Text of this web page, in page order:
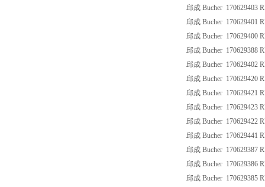
邱成 Bucher 170629403
邱成 Bucher 170629401
邱成 Bucher 170629400
邱成 Bucher 170629388
邱成 Bucher 170629402
邱成 Bucher 170629420
邱成 Bucher 170629421
邱成 Bucher 170629423
邱成 Bucher 170629422
邱成 Bucher 170629441
邱成 Bucher 170629387
邱成 Bucher 170629386
邱成 Bucher 170629385